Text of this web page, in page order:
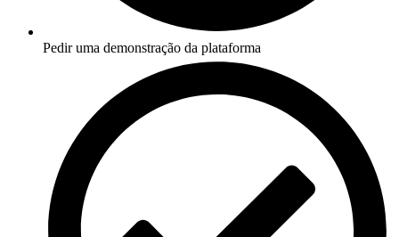
Pedir uma demonstração da plataforma